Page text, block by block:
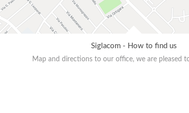
Siglacom - How to find us
Map and directions to our office, we are pleased